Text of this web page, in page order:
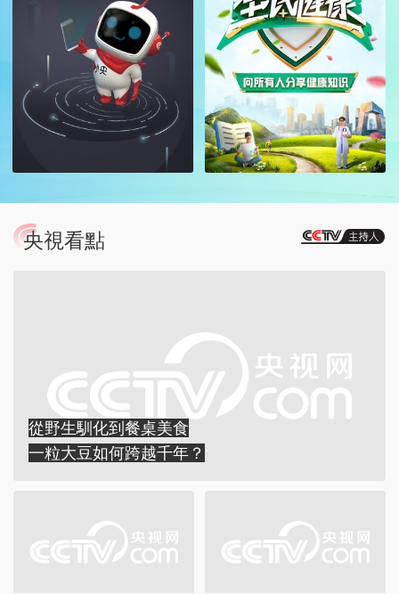
央視看點
從野生馴化到餐桌美食
一粒大豆如何跨越千年？